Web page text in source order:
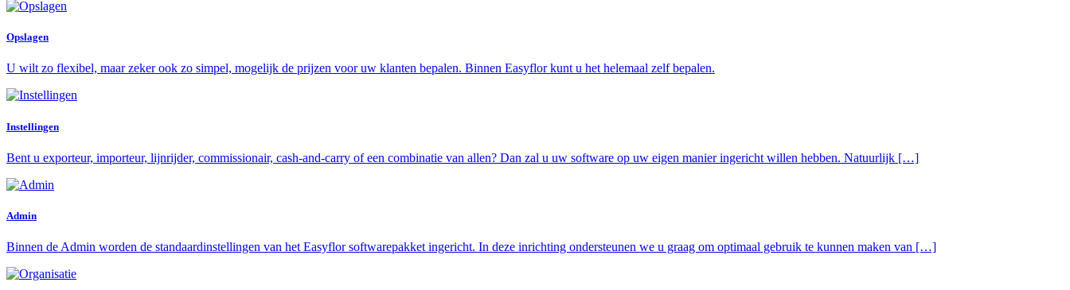
Opslagen
U wilt zo flexibel, maar zeker ook zo simpel, mogelijk de prijzen voor uw klanten bepalen. Binnen Easyflor kunt u het helemaal zelf bepalen.
Instellingen
Bent u exporteur, importeur, lijnrijder, commissionair, cash-and-carry of een combinatie van allen? Dan zal u uw software op uw eigen manier ingericht willen hebben. Natuurlijk […]
Admin
Binnen de Admin worden de standaardinstellingen van het Easyflor softwarepakket ingericht. In deze inrichting ondersteunen we u graag om optimaal gebruik te kunnen maken van […]